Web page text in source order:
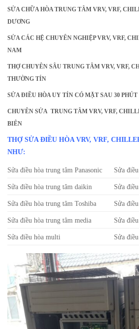
SỬA CHỮA HÒA TRUNG TÂM VRV, VRF,
DƯƠNG
SỬA CÁC HỆ CHUYÊN NGHIỆP VRV, VRF,
NAM
THỢ CHUYÊN SÂU TRUNG TÂM VRV, VRF,
THƯỜNG TÍN
SỬA ĐIỀU HÒA UY TÍN CÓ MẶT SAU 30
CHUYÊN SỬA TRUNG TÂM VRV, VRF,
BIÊN
THỢ SỬA ĐIỀU HÒA VRV, VRF,
NHƯ:
Sửa điều hòa trung tâm Panasonic Sửa
Sửa điều hòa trung tâm daikin Sửa
Sửa điều hòa trung tâm Toshiba Sửa
Sửa điều hòa trung tâm media Sửa
Sửa điều hòa multi Sửa